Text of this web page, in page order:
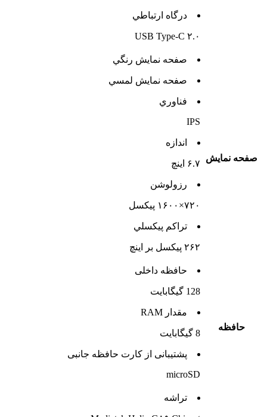
درگاه ارتباطي
USB Type-C ۲.۰
صفحه نمايش
صفحه نمايش رنگي
صفحه نمايش لمسي
فناوري
IPS
اندازه
۶.۷ اینچ
رزولوشن
۷۲۰×۱۶۰۰ پیکسل
تراکم پيکسلي
۲۶۲ پیکسل بر اینچ
حافظه
حافظه داخلی
128 گيگابايت
مقدار RAM
8 گیگابایت
پشتيبانی از کارت حافظه جانبی
microSD
تراشه